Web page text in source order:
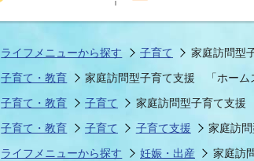
いざという時に
子育て
健康
年間イベントの案内
産業振興
市長室
ライフメニューから探す 子育て
家庭訪問型
子育て・教育
家庭訪問型子育て支援 「ホーム
子育て・教育 子育て
家庭訪問型子育て支援
子育て・教育 子育て 子育て支援
家庭訪
ライフメニューから探す 妊娠・出産 家庭訪